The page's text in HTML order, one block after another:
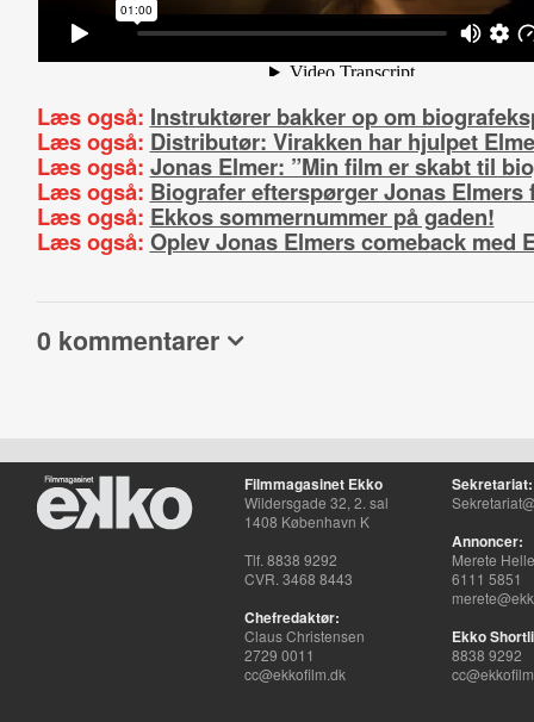
Læs også: Instruktører bakker op om
Læs også: Distributør: Virakken har hjulpet
Læs også: Jonas Elmer: ”Min film er skabt til
Læs også: Biografer efterspørger Jonas Elmers
Læs også: Ekkos sommernummer på gaden!
Læs også: Oplev Jonas Elmers comeback med
0 kommentarer
Filmmagasinet Ekko
Wildersgade 32, 2. sal
1408 København K
Tlf. 8838 9292
CVR. 3468 8443
Chefredaktør:
Claus Christensen
2729 0011
cc@ekkofilm.dk
Sekretariat:
Annoncer:
Merete
6111 5851
Ekko
8838 9292